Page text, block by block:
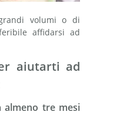
volumi o di
affidarsi ad
aiutarti ad
almeno tre mesi